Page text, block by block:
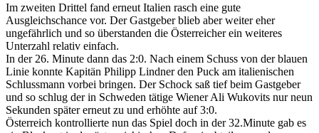
Im zweiten Drittel fand erneut Italien rasch eine gute
Ausgleichschance vor. Der Gastgeber blieb aber weiter eher
ungefährlich und so überstanden die Österreicher ein weiteres
Unterzahl relativ einfach.
In der 26. Minute dann das 2:0. Nach einem Schuss von der blauen
Linie konnte Kapitän Philipp Lindner den Puck am italienischen
Schlussmann vorbei bringen. Der Schock saß tief beim Gastgeber
und so schlug der in Schweden tätige Wiener Ali Wukovits nur neun
Sekunden später erneut zu und erhöhte auf 3:0.
Österreich kontrollierte nun das Spiel doch in der 32.Minute gab es